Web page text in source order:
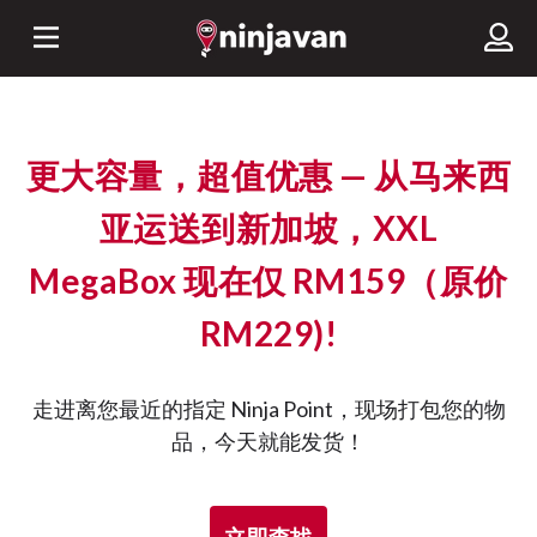
更大容量，超值优惠 — 从马来西
亚运送到新加坡，XXL
MegaBox 现在仅 RM159（原价
RM229)!
走进离您最近的指定 Ninja Point，现场打包您的物
品，今天就能发货！